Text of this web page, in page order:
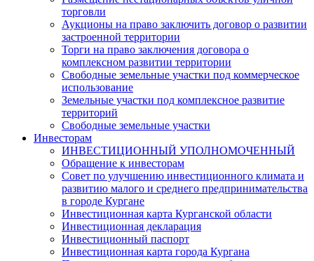
торговли
Аукционы на право заключить договор о развитии
застроенной территории
Торги на право заключения договора о
комплексном развитии территории
Свободные земельные участки под коммерческое
использование
Земельные участки под комплексное развитие
территорий
Свободные земельные участки
Инвесторам
ИНВЕСТИЦИОННЫЙ УПОЛНОМОЧЕННЫЙ
Обращение к инвесторам
Совет по улучшению инвестиционного климата и
развитию малого и среднего предпринимательства
в городе Кургане
Инвестиционная карта Курганской области
Инвестиционная декларация
Инвестиционный паспорт
Инвестиционная карта города Кургана